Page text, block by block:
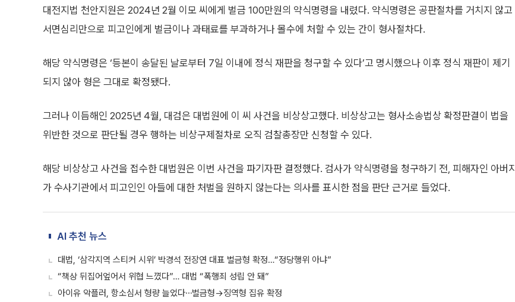
대전지법 천안지원은 2024년 2월 이모 씨에게 벌금 100만원의 약식명령을 내렸다. 약식명령은 공판절차를 거치지 않고
서면심리만으로 피고인에게 벌금이나 과태료를 부과하거나 몰수에 처할 수 있는 간이 형사절차다.
해당 약식명령은 ‘등본이 송달된 날로부터 7일 이내에 정식 재판을 청구할 수 있다’고 명시했으나 이후 정식 재판이 제기
되지 않아 형은 그대로 확정됐다.
그러나 이듬해인 2025년 4월, 대검은 대법원에 이 씨 사건을 비상상고했다. 비상상고는 형사소송법상 확정판결이 법을
위반한 것으로 판단될 경우 행하는 비상구제절차로 오직 검찰총장만 신청할 수 있다.
해당 비상상고 사건을 접수한 대법원은 이번 사건을 파기자판 결정했다. 검사가 약식명령을 청구하기 전, 피해자인 아버지
가 수사기관에서 피고인인 아들에 대한 처벌을 원하지 않는다는 의사를 표시한 점을 판단 근거로 들었다.
AI 추천 뉴스
대법, ‘삼각지역 스티커 시위’ 박경석 전장연 대표 벌금형 확정…“정당행위 아냐”
“책상 뒤집어엎어서 위협 느꼈다”… 대법 “폭행죄 성립 안 돼”
아이유 악플러, 항소심서 형량 늘었다⋯벌금형→징역형 집유 확정